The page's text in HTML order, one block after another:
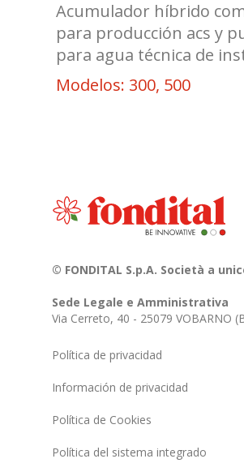
Acumulador híbrido
para producción acs y
para agua técnica de
Modelos: 300, 500
© FONDITAL S.p.A. Società a
Sede Legale e Amministrativa
Via Cerreto, 40 - 25079 VOBARNO
Política de privacidad
Información de privacidad
Política de Cookies
Política del sistema integrado